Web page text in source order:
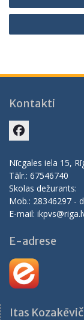
izvēlne
Kontakti
Nīcgales iela 15,
Tālr.: 67546740
Skolas dežurants:
Mob.: 28346297 -
E-mail:
E-adrese
Itas